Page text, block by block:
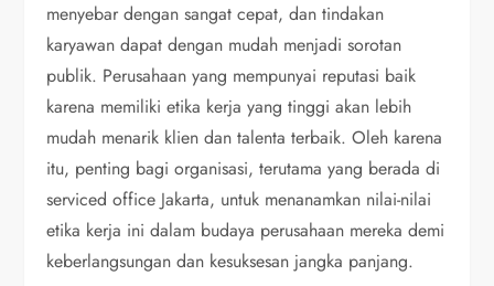
menyebar dengan sangat cepat, dan tindakan
karyawan dapat dengan mudah menjadi sorotan
publik. Perusahaan yang mempunyai reputasi baik
karena memiliki etika kerja yang tinggi akan lebih
mudah menarik klien dan talenta terbaik. Oleh karena
itu, penting bagi organisasi, terutama yang berada di
serviced office Jakarta, untuk menanamkan nilai-nilai
etika kerja ini dalam budaya perusahaan mereka demi
keberlangsungan dan kesuksesan jangka panjang.